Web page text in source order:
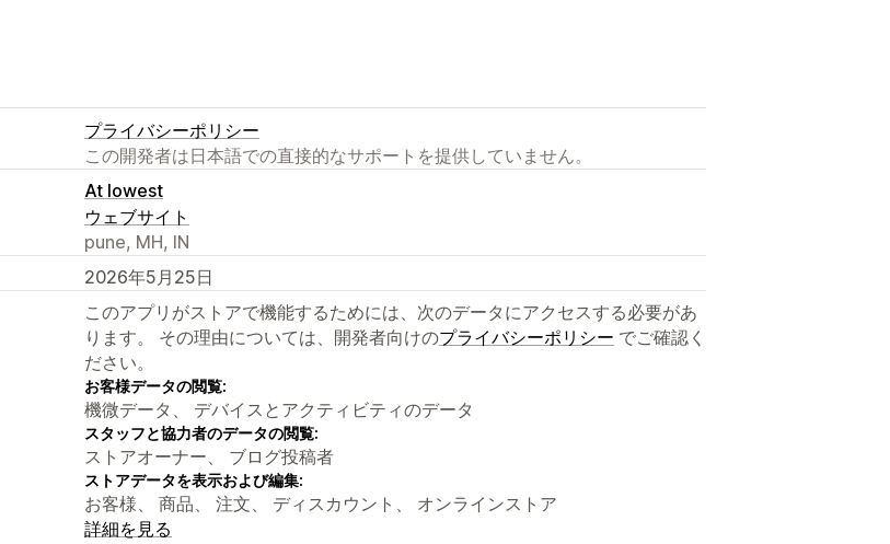
プライバシーポリシー
この開発者は日本語での直接的なサポートを提供していません。
At lowest
ウェブサイト
pune, MH, IN
2026年5月25日
このアプリがストアで機能するためには、次のデータにアクセスする必要があ
ります。 その理由については、開発者向けのプライバシーポリシー でご確認く
ださい。
お客様データの閲覧:
機微データ、 デバイスとアクティビティのデータ
スタッフと協力者のデータの閲覧:
ストアオーナー、 ブログ投稿者
ストアデータを表示および編集:
お客様、 商品、 注文、 ディスカウント、 オンラインストア
詳細を見る